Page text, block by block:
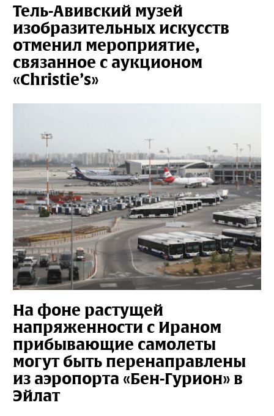
Тель-Авивский музей
изобразительных искусств
отменил мероприятие,
связанное с аукционом
«Christie’s»
На фоне растущей
напряженности с Ираном
прибывающие самолеты
могут быть перенаправлены
из аэропорта «Бен-Гурион» в
Эйлат